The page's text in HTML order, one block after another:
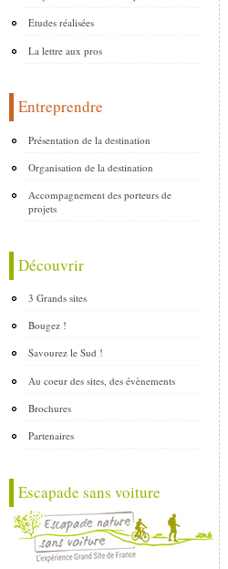
Etudes réalisées
La lettre aux pros
Entreprendre
Présentation de la destination
Organisation de la destination
Accompagnement des porteurs de
projets
Découvrir
3 Grands sites
Bougez !
Savourez le Sud !
Au coeur des sites, des évènements
Brochures
Partenaires
Escapade sans voiture